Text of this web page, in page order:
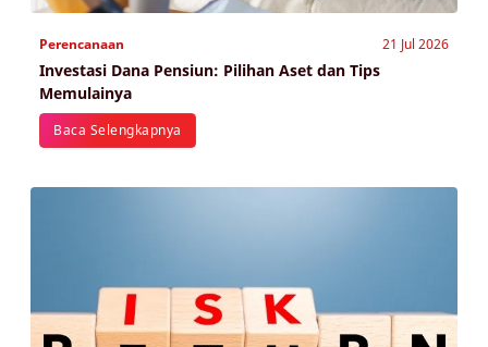
Perencanaan 21 Jul 2026
Investasi Dana Pensiun: Pilihan Aset dan Tips
Memulainya
Baca Selengkapnya